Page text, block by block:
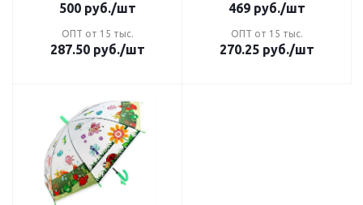
500 руб./шт
ОПТ от 15 тыс.
287.50 руб./шт
469 руб./шт
ОПТ от 15 тыс.
270.25 руб./шт